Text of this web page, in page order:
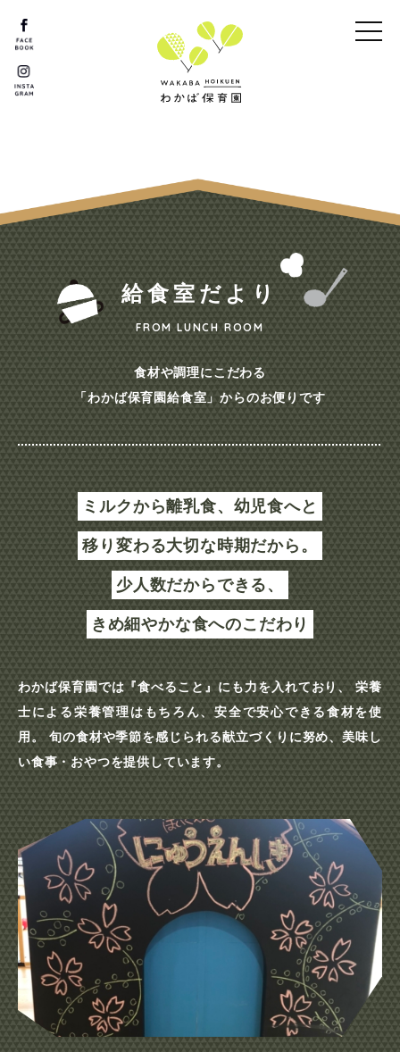
給食室だより
FROM LUNCH ROOM
食材や調理にこだわる
「わかば保育園給食室」からのお便りです
ミルクから離乳食、幼児食へと
移り変わる大切な時期だから。
少人数だからできる、
きめ細やかな食へのこだわり
わかば保育園では『食べること』にも力を入れており、 栄養
士による栄養管理はもちろん、安全で安心できる食材を使
用。 旬の食材や季節を感じられる献立づくりに努め、美味し
い食事・おやつを提供しています。